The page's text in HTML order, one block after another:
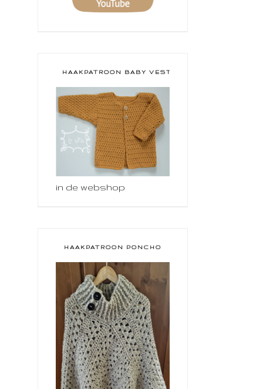
HAAKPATROON BABY VESTJE
in de webshop
HAAKPATROON PONCHO